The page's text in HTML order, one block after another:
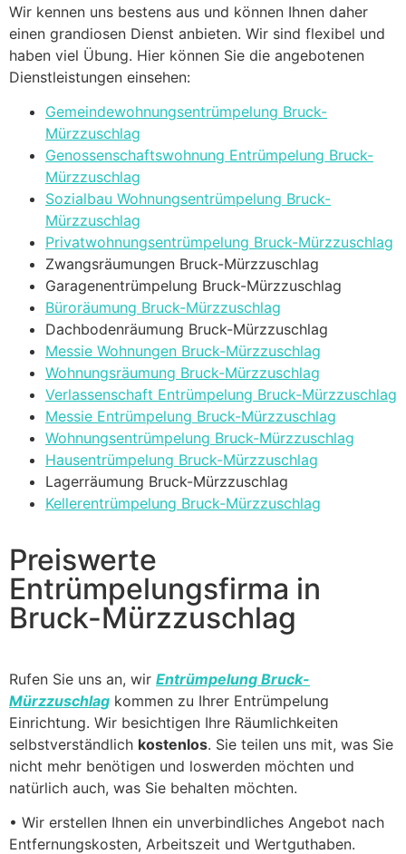
Wir kennen uns bestens aus und können Ihnen daher
einen grandiosen Dienst anbieten. Wir sind flexibel und
haben viel Übung. Hier können Sie die angebotenen
Dienstleistungen einsehen:
Gemeindewohnungsentrümpelung Bruck-
Mürzzuschlag
Genossenschaftswohnung Entrümpelung Bruck-
Mürzzuschlag
Sozialbau Wohnungsentrümpelung Bruck-
Mürzzuschlag
Privatwohnungsentrümpelung Bruck-Mürzzuschlag
Zwangsräumungen Bruck-Mürzzuschlag
Garagenentrümpelung Bruck-Mürzzuschlag
Büroräumung Bruck-Mürzzuschlag
Dachbodenräumung Bruck-Mürzzuschlag
Messie Wohnungen Bruck-Mürzzuschlag
Wohnungsräumung Bruck-Mürzzuschlag
Verlassenschaft Entrümpelung Bruck-Mürzzuschlag
Messie Entrümpelung Bruck-Mürzzuschlag
Wohnungsentrümpelung Bruck-Mürzzuschlag
Hausentrümpelung Bruck-Mürzzuschlag
Lagerräumung Bruck-Mürzzuschlag
Kellerentrümpelung Bruck-Mürzzuschlag
Preiswerte
Entrümpelungsfirma in
Bruck-Mürzzuschlag
Rufen Sie uns an, wir Entrümpelung Bruck-
Mürzzuschlag kommen zu Ihrer Entrümpelung
Einrichtung. Wir besichtigen Ihre Räumlichkeiten
selbstverständlich kostenlos. Sie teilen uns mit, was Sie
nicht mehr benötigen und loswerden möchten und
natürlich auch, was Sie behalten möchten.
• Wir erstellen Ihnen ein unverbindliches Angebot nach
Entfernungskosten, Arbeitszeit und Wertguthaben.